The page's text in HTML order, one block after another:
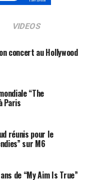
DU MARCHE
VIDEOS
concert au Hollywood
“The
Paris
réunis pour le
sur M6
de “My Aim Is True”